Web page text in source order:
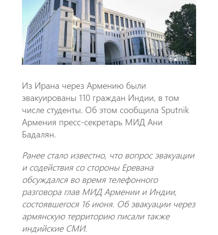
k p
p
m
Из Ирана через Армению были
эвакуированы 110 граждан Индии, в том
числе студенты. Об этом сообщила Sputnik
Армения пресс-секретарь МИД Ани
Бадалян.
Ранее стало известно, что вопрос эвакуации
и содействия со стороны Еревана
обсуждался во время телефонного
разговора глав МИД Армении и Индии,
состоявшегося 16 июня. Об эвакуации через
армянскую территорию писали также
индийские СМИ.